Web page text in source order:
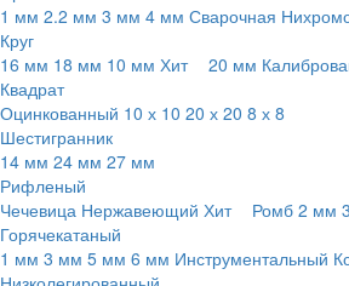
1 мм 2.2 мм 3 мм 4 мм Сварочная
Круг
16 мм 18 мм 10 мм Хит 20 мм
Квадрат
Оцинкованный 10 х 10 20 х 20 8 х 8
Шестигранник
14 мм 24 мм 27 мм
Рифленый
Чечевица Нержавеющий Хит Ромб 2 мм
Горячекатаный
1 мм 3 мм 5 мм 6 мм Инструментальный